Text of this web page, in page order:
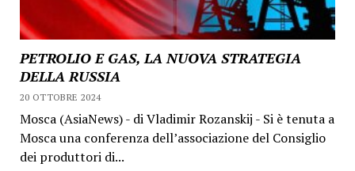
PETROLIO E GAS, LA NUOVA STRATEGIA
DELLA RUSSIA
20 OTTOBRE 2024
Mosca (AsiaNews) - di Vladimir Rozanskij - Si è tenuta a
Mosca una conferenza dell’associazione del Consiglio
dei produttori di...